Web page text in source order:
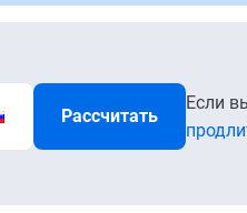
Рассчитать
Если